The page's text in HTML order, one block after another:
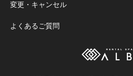
変更・キャンセル
よくあるご質問